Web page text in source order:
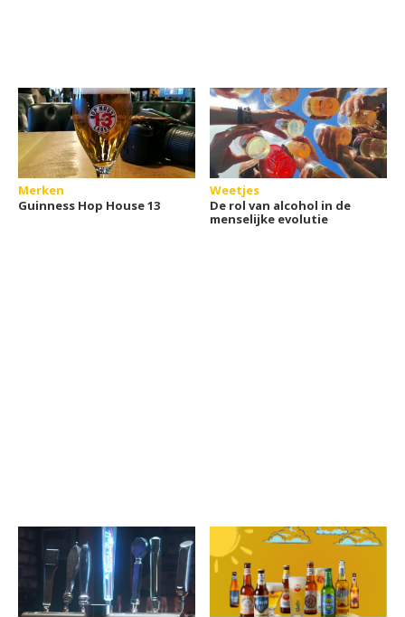
Merken
Guinness Hop House 13
Weetjes
De rol van alcohol in de
menselijke evolutie